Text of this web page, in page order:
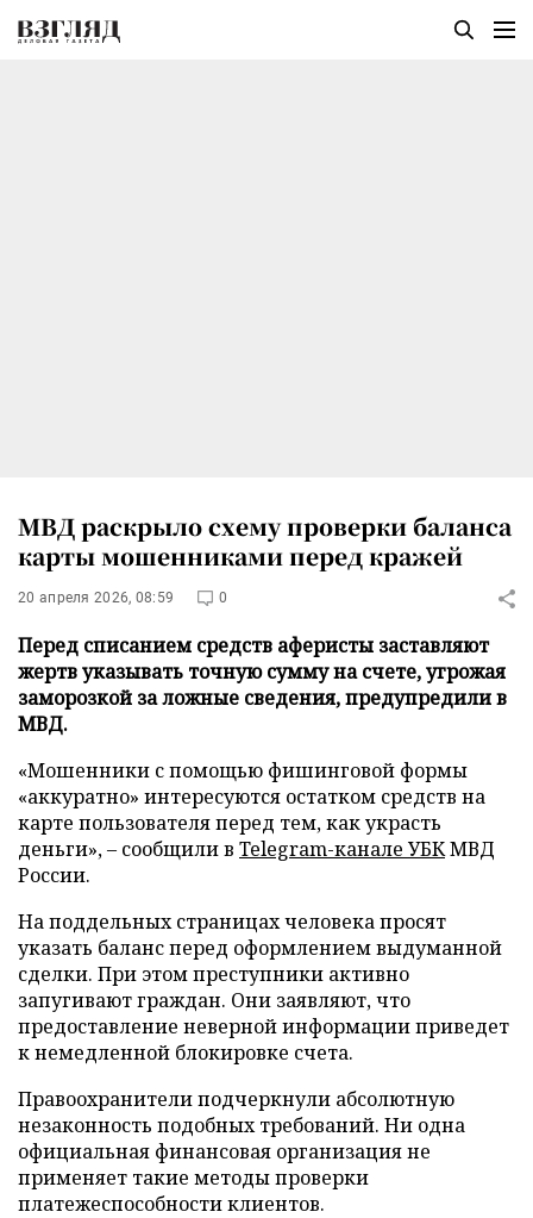
МВД раскрыло схему проверки баланса
карты мошенниками перед кражей
20 апреля 2026, 08:59 0
Перед списанием средств аферисты заставляют
жертв указывать точную сумму на счете, угрожая
заморозкой за ложные сведения, предупредили в
МВД.
«Мошенники с помощью фишинговой формы
«аккуратно» интересуются остатком средств на
карте пользователя перед тем, как украсть
деньги», – сообщили в Telegram-канале УБКМВД
России.
На поддельных страницах человека просят
указать баланс перед оформлением выдуманной
сделки. При этом преступники активно
запугивают граждан. Они заявляют, что
предоставление неверной информации приведет
к немедленной блокировке счета.
Правоохранители подчеркнули абсолютную
незаконность подобных требований. Ни одна
официальная финансовая организация не
применяет такие методы проверки
платежеспособности клиентов.